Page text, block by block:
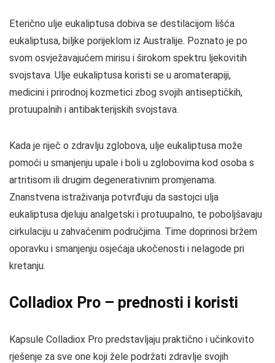
Eterično ulje eukaliptusa dobiva se destilacijom lišća
eukaliptusa, biljke porijeklom iz Australije. Poznato je po
svom osvježavajućem mirisu i širokom spektru ljekovitih
svojstava. Ulje eukaliptusa koristi se u aromaterapiji,
medicini i prirodnoj kozmetici zbog svojih antiseptičkih,
protuupalnih i antibakterijskih svojstava.
Kada je riječ o zdravlju zglobova, ulje eukaliptusa može
pomoći u smanjenju upale i boli u zglobovima kod osoba s
artritisom ili drugim degenerativnim promjenama.
Znanstvena istraživanja potvrđuju da sastojci ulja
eukaliptusa djeluju analgetski i protuupalno, te poboljšavaju
cirkulaciju u zahvaćenim područjima. Time doprinosi bržem
oporavku i smanjenju osjećaja ukočenosti i nelagode pri
kretanju.
Colladiox Pro – prednosti i koristi
Kapsule Colladiox Pro predstavljaju praktično i učinkovito
rješenje za sve one koji žele podržati zdravlje svojih